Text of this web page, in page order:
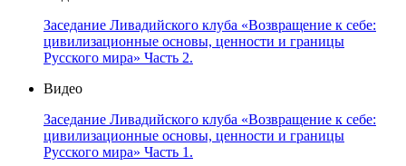
Заседание Ливадийского клуба «Возвращение к себе:
цивилизационные основы, ценности и границы
Русского мира» Часть 2.
Видео
Заседание Ливадийского клуба «Возвращение к себе:
цивилизационные основы, ценности и границы
Русского мира» Часть 1.